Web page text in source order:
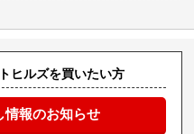
ヒルズを買いたい方
情報のお知らせ